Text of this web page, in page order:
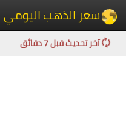
سعر الذهب اليومي
آخر تحديث قبل 7 دقائق